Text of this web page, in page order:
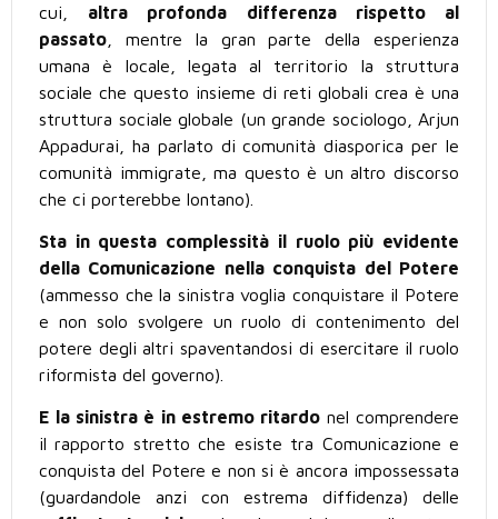
cui, altra profonda differenza rispetto al
passato , mentre la gran parte della esperienza
umana è locale, legata al territorio la struttura
sociale che questo insieme di reti globali crea è una
struttura sociale globale (un grande sociologo, Arjun
Appadurai, ha parlato di comunità diasporica per le
comunità immigrate, ma questo è un altro discorso
che ci porterebbe lontano).
Sta in questa complessità il ruolo più evidente
della Comunicazione nella conquista del Potere
(ammesso che la sinistra voglia conquistare il Potere
e non solo svolgere un ruolo di contenimento del
potere degli altri spaventandosi di esercitare il ruolo
riformista del governo).
E la sinistra è in estremo ritardonel comprendere
il rapporto stretto che esiste tra Comunicazione e
conquista del Potere e non si è ancora impossessata
(guardandole anzi con estrema diffidenza) delle